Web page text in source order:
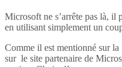
Microsoft ne s’arrête pas là, il
en utilisant simplement un
Comme il est mentionné sur
sur le site partenaire de